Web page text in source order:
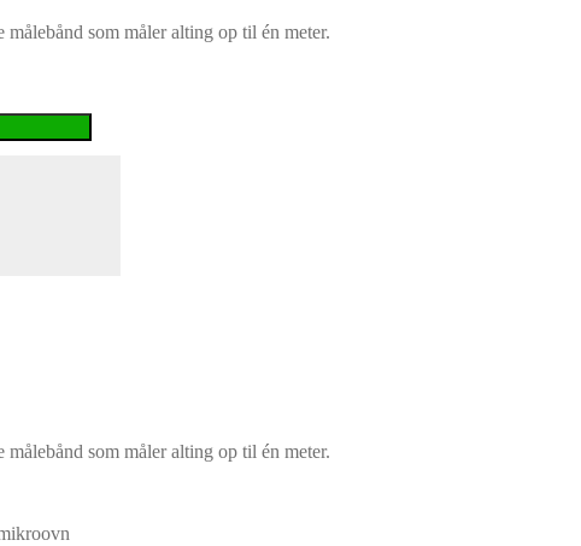
som måler alting op til én meter.
som måler alting op til én meter.